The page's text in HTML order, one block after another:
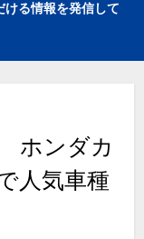
ける情報を発信して
ホンダカ
人気車種